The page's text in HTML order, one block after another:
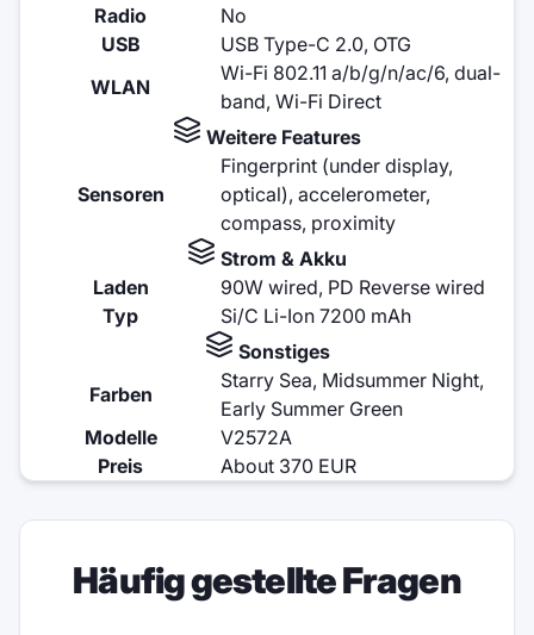
Radio
No
USB
USB Type-C 2.0, OTG
WLAN
Wi-Fi 802.11 a/b/g/n/ac/6, dual-
band, Wi-Fi Direct
Weitere Features
Sensoren
Fingerprint (under display,
optical), accelerometer,
compass, proximity
Strom & Akku
Laden
90W wired, PD Reverse wired
Typ
Si/C Li-Ion 7200 mAh
Sonstiges
Farben
Starry Sea, Midsummer Night,
Early Summer Green
Modelle
V2572A
Preis
About 370 EUR
Häufig gestellte Fragen